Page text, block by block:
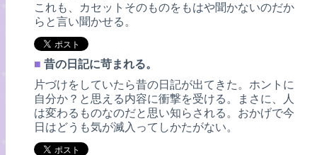
これも、カセットそのものをもはや聞かないのだか
らと言い聞かせる。
■ 昔の日記に苛まれる。
片づけをしていたら昔の日記が出てきた。ホントに
自分か？と思える内容に衝撃を受ける。まさに、人
は変わるものなのだと思い知らされる。おかげで今
日はどうも気が滅入ってしかたがない。